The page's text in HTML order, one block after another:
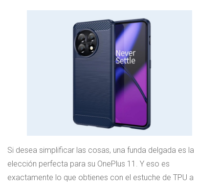
Si desea simplificar las cosas, una funda delgada es la
elección perfecta para su OnePlus 11. Y eso es
exactamente lo que obtienes con el estuche de TPU a